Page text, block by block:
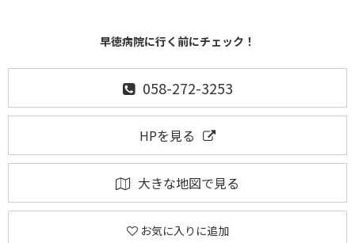
早徳病院に行く前にチェック！
058-272-3253
HPを見る
大きな地図で見る
お気に入りに追加